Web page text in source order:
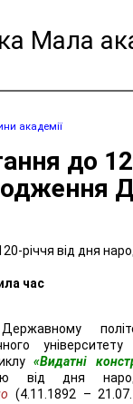
Мала
академії
до
час
«Видатні
від дня
(4.11.1892 –